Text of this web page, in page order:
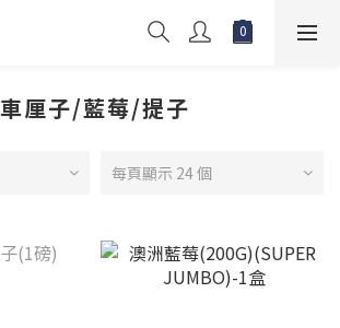
車厘子/藍莓/提子
每頁顯示 24 個